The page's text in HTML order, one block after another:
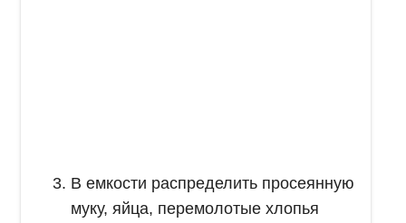
В емкости распределить просеянную
муку, яйца, перемолотые хлопья